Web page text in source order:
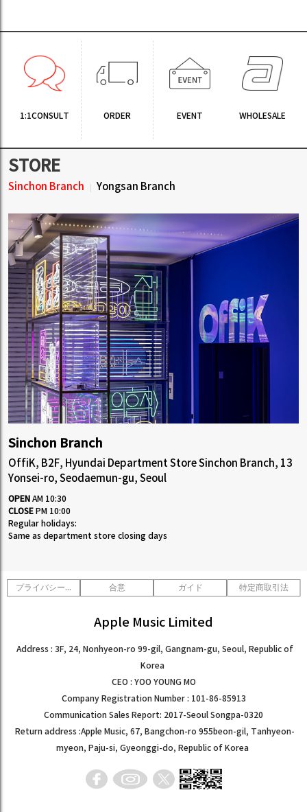
1:1CONSULT ORDER EVENT WHOLESALE
STORE
Sinchon Branch Yongsan Branch
Sinchon Branch
OffiK, B2F, Hyundai Department Store Sinchon Branch, 13
Yonsei-ro, Seodaemun-gu, Seoul
OPEN AM 10:30
CLOSE PM 10:00
Regular holidays:
Same as department store closing days
プライバシーポリシー 合意 ガイド 特定商取引法
Apple Music Limited
Address : 3F, 24, Nonhyeon-ro 99-gil, Gangnam-gu, Seoul, Republic of
Korea
CEO : YOO YOUNG MO
Company Registration Number : 101-86-85913
Communication Sales Report: 2017-Seoul Songpa-0320
Return address :Apple Music, 67, Bangchon-ro 955beon-gil, Tanhyeon-
myeon, Paju-si, Gyeonggi-do, Republic of Korea